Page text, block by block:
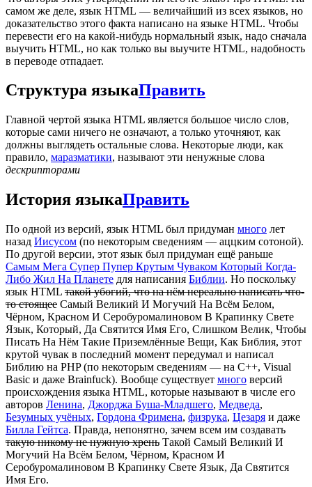
самом же деле, язык HTML — величайший из всех языков, но
доказательство этого факта написано на языке HTML. Чтобы
перевести его на какой-нибудь нормальный язык, надо сначала
выучить HTML, но как только вы выучите HTML, надобность
в переводе отпадает.
Структура языкаПравить
Главной чертой языка HTML является большое число слов,
которые сами ничего не означают, а только уточняют, как
должны выглядеть остальные слова. Некоторые люди, как
правило, маразматики, называют эти ненужные слова
дескрипторами
История языкаПравить
По одной из версий, язык HTML был придуман много лет
назад Иисусом (по некоторым сведениям — аццким сотоной).
По другой версии, этот язык был придуман ещё раньше
Самым Мега Супер Пупер Крутым Чуваком Который Когда-
Либо Жил На Планете для написания Библии. Но поскольку
язык HTML такой убогий, что на нём нереально написать что-
то стоящее Самый Великий И Могучий На Всём Белом,
Чёрном, Красном И Серобуромалиновом В Крапинку Свете
Язык, Который, Да Святится Имя Его, Слишком Велик, Чтобы
Писать На Нём Такие Приземлённые Вещи, Как Библия, этот
крутой чувак в последний момент передумал и написал
Библию на PHP (по некоторым сведениям — на C++, Visual
Basic и даже Brainfuck). Вообще существует много версий
происхождения языка HTML, которые называют в числе его
авторов Ленина, Джорджа Буша-Младшего, Медведа,
Безумных учёных, Гордона Фримена, физрука, Цезаря и даже
Билла Гейтса. Правда, непонятно, зачем всем им создавать
такую никому не нужную хрень Такой Самый Великий И
Могучий На Всём Белом, Чёрном, Красном И
Серобуромалиновом В Крапинку Свете Язык, Да Святится
Имя Его.